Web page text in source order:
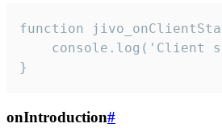
function
console.log('Client
}
onIntroduction#